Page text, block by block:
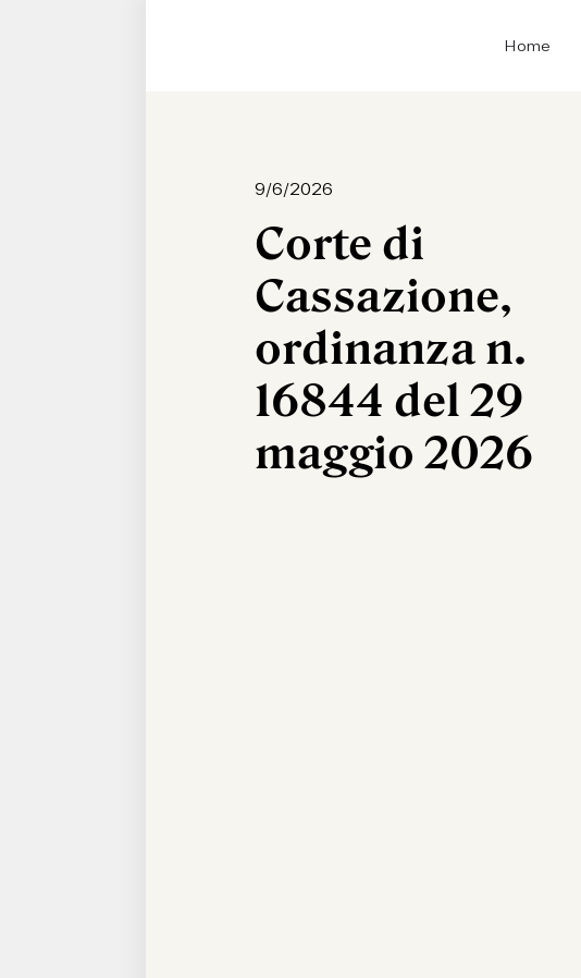
Home
9/6/2026
Corte di
Cassazione,
ordinanza n.
16844 del 29
maggio 2026